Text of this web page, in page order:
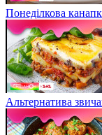
Понеділкова
Альтернатива